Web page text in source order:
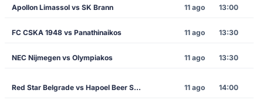
Apollon Limassol vs SK Brann 11 ago 13:00
FC CSKA 1948 vs Panathinaikos 11 ago 13:30
NEC Nijmegen vs Olympiakos 11 ago 13:30
Red Star Belgrade vs Hapoel Beer Sheva 11 ago 14:00